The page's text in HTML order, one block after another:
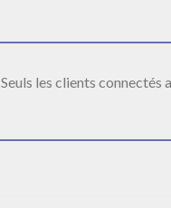
Seuls les clients connectés